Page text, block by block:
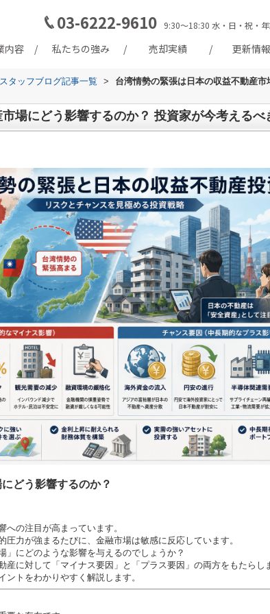
03-6222-9610 9:30～18:30 水・日・祝・
内容 私たちの強み 売却実績 更新情報
タッフブログ記事一覧 >
台湾情勢の緊張は日本の収益不動産
場にどう影響するのか？ 投資家が今考えるべ
どう影響するのか？
の注目が高まっています。
力が強まるたびに、金融市場は敏感に反応しています。
にどのような影響を与えるのでしょうか？
産に対して「マイナス要因」と「プラス要因」の両方をもたらし
トをわかりやすく解説します。